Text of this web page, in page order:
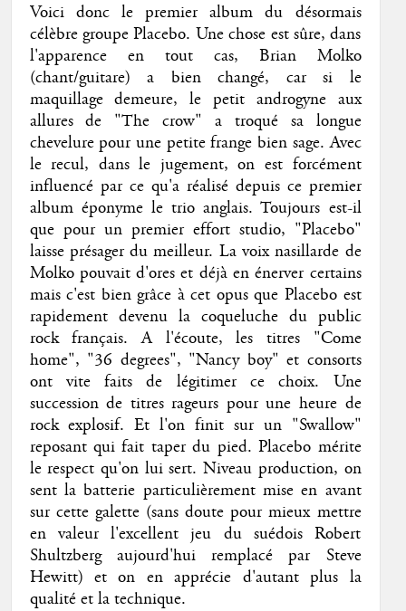
Voici donc le premier album du désormais
célèbre groupe Placebo. Une chose est sûre, dans
l'apparence en tout cas, Brian Molko
(chant/guitare) a bien changé, car si le
maquillage demeure, le petit androgyne aux
allures de "The crow" a troqué sa longue
chevelure pour une petite frange bien sage. Avec
le recul, dans le jugement, on est forcément
influencé par ce qu'a réalisé depuis ce premier
album éponyme le trio anglais. Toujours est-il
que pour un premier effort studio, "Placebo"
laisse présager du meilleur. La voix nasillarde de
Molko pouvait d'ores et déjà en énerver certains
mais c'est bien grâce à cet opus que Placebo est
rapidement devenu la coqueluche du public
rock français. A l'écoute, les titres "Come
home", "36 degrees", "Nancy boy" et consorts
ont vite faits de légitimer ce choix. Une
succession de titres rageurs pour une heure de
rock explosif. Et l'on finit sur un "Swallow"
reposant qui fait taper du pied. Placebo mérite
le respect qu'on lui sert. Niveau production, on
sent la batterie particulièrement mise en avant
sur cette galette (sans doute pour mieux mettre
en valeur l'excellent jeu du suédois Robert
Shultzberg aujourd'hui remplacé par Steve
Hewitt) et on en apprécie d'autant plus la
qualité et la technique.